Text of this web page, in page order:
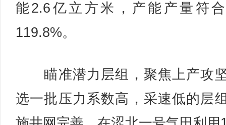
能2.6亿立方米，产能产量符
119.8%。
瞄准潜力层组，聚焦上产攻
选一批压力系数高，采速低的层